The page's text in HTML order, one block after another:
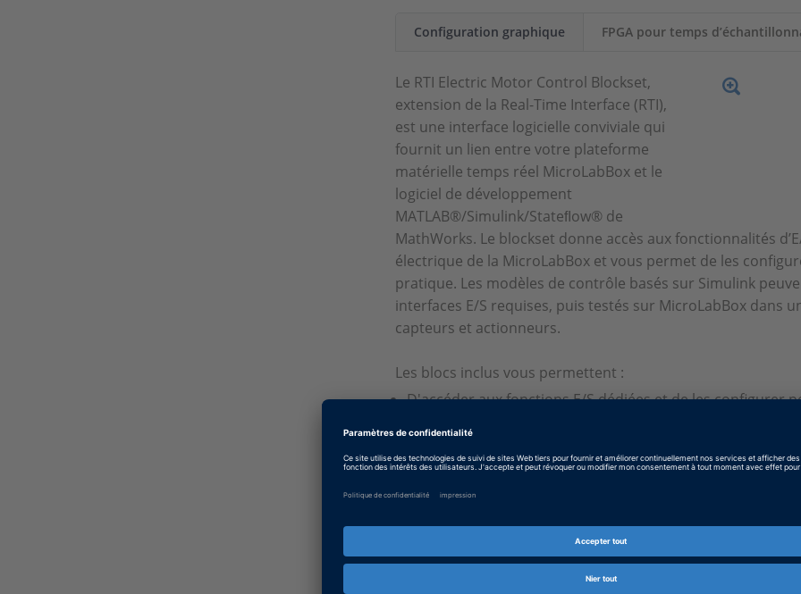
Configuration graphique FPGA pour temps
Le RTI Electric Motor Control Blockset,
extension de la Real-Time Interface (RTI),
est une interface logicielle conviviale qui
fournit un lien entre votre plateforme
matérielle temps réel MicroLabBox et le
logiciel de développement
MATLAB®/Simulink/Stateﬂow® de
MathWorks. Le blockset donne accès aux fonctionnalités
électrique de la MicroLabBox et vous permet de les
pratique. Les modèles de contrôle basés sur Simulink
interfaces E/S requises, puis testés sur MicroLabBox dans
capteurs et actionneurs.
Les blocs inclus vous permettent :
D'accéder aux fonctions E/S dédiées et de les configurer
et PWM commutées par bloc, les entrées de capteurs à
d'encodeur incrémental, de résolveur, EnDat et SSI. Cela
position du rotor d’un moteur, la vitesse du rotor ou les
sortie requis.
De mettre en œuvre des stratégies de régulation pour
jusqu'à 6 phases et 16 paires de pôles
De commander au moins deux moteurs électriques